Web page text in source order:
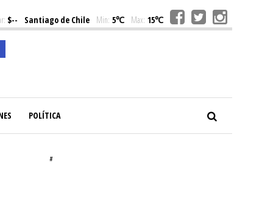
$-- Santiago de Chile Min: 5℃ Max: 15℃
POLÍTICA
#